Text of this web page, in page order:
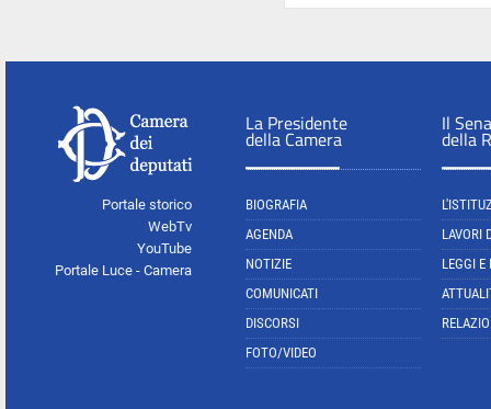
Portale storico
WebTv
YouTube
Portale Luce - Camera
La Presidente
della Camera
BIOGRAFIA
AGENDA
NOTIZIE
COMUNICATI
DISCORSI
FOTO/VIDEO
Il
della
LAVORI
LEGGI E